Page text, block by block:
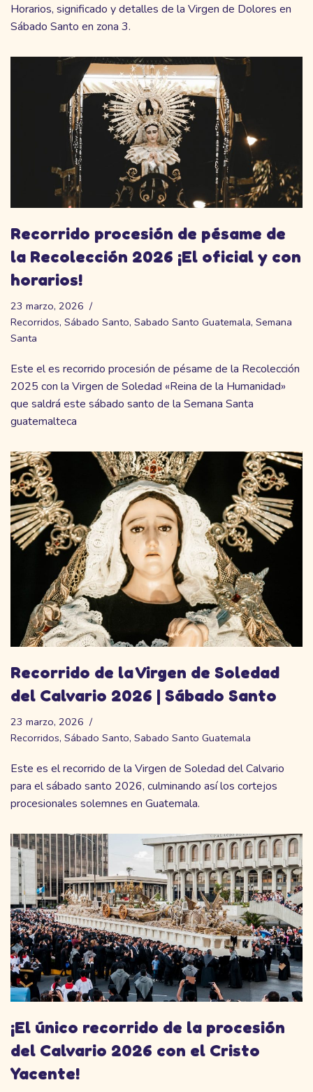
Horarios, significado y detalles de la Virgen de Dolores en
Sábado Santo en zona 3.
Recorrido procesión de pésame de
la Recolección 2026 ¡El oficial y con
horarios!
23 marzo, 2026
Recorridos, Sábado Santo, Sabado Santo Guatemala, Semana
Santa
Este el es recorrido procesión de pésame de la Recolección
2025 con la Virgen de Soledad «Reina de la Humanidad»
que saldrá este sábado santo de la Semana Santa
guatemalteca
Recorrido de la Virgen de Soledad
del Calvario 2026 | Sábado Santo
23 marzo, 2026
Recorridos, Sábado Santo, Sabado Santo Guatemala
Este es el recorrido de la Virgen de Soledad del Calvario
para el sábado santo 2026, culminando así los cortejos
procesionales solemnes en Guatemala.
¡El único recorrido de la procesión
del Calvario 2026 con el Cristo
Yacente!